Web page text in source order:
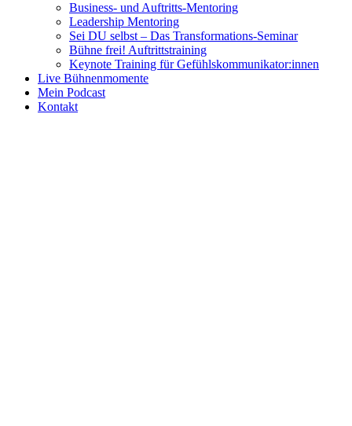
Business- und Auftritts-Mentoring
Leadership Mentoring
Sei DU selbst – Das Transformations-Seminar
Bühne frei! Auftrittstraining
Keynote Training für Gefühlskommunikator:innen
Live Bühnenmomente
Mein Podcast
Kontakt